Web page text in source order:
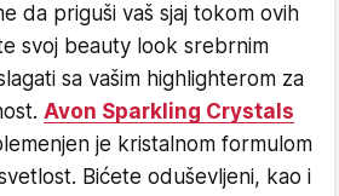
da priguši vaš sjaj tokom ovih
svoj beauty look srebrnim
sa vašim highlighterom za
Avon Sparkling Crystals
je kristalnom formulom
Bićete oduševljeni, kao i